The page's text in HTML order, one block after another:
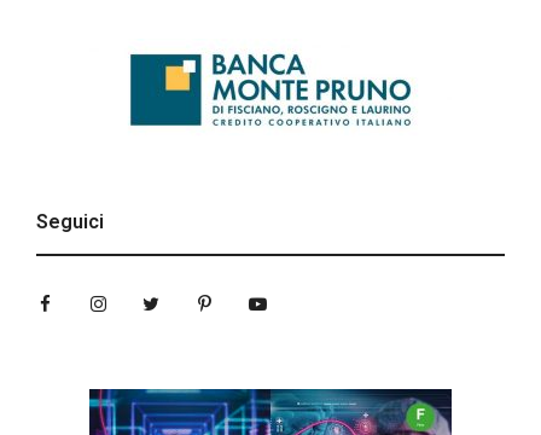
Seguici